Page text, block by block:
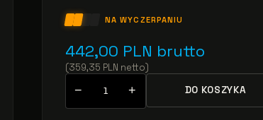
NA WYCZERPANIU
442,00 PLN brutto
(359,35 PLN netto)
− + DO KOSZYKA